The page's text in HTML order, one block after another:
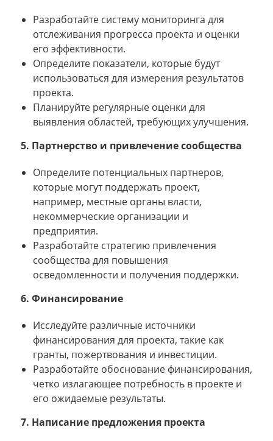
Разработайте систему мониторинга для
отслеживания прогресса проекта и оценки
его эффективности.
Определите показатели, которые будут
использоваться для измерения результатов
проекта.
Планируйте регулярные оценки для
выявления областей, требующих улучшения.
5. Партнерство и привлечение сообщества
Определите потенциальных партнеров,
которые могут поддержать проект,
например, местные органы власти,
некоммерческие организации и
предприятия.
Разработайте стратегию привлечения
сообщества для повышения
осведомленности и получения поддержки.
6. Финансирование
Исследуйте различные источники
финансирования для проекта, такие как
гранты, пожертвования и инвестиции.
Разработайте обоснование финансирования,
четко излагающее потребность в проекте и
его ожидаемые результаты.
7. Написание предложения проекта